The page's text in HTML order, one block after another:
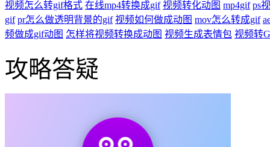
GIF压缩